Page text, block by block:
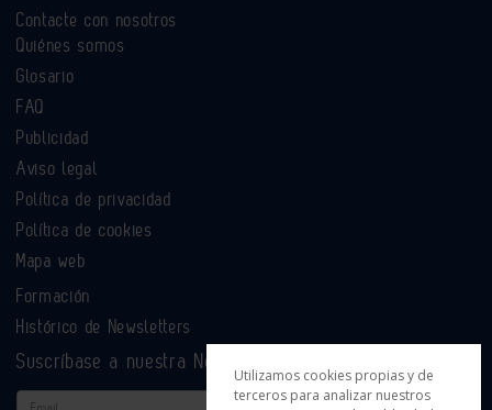
Contacte con nosotros
Quiénes somos
Glosario
FAQ
Publicidad
Aviso legal
Política de privacidad
Política de cookies
Mapa web
Formación
Histórico de Newsletters
Suscríbase a nuestra Newsletter
Email
Utilizamos cookies propias y de
terceros para analizar nuestros